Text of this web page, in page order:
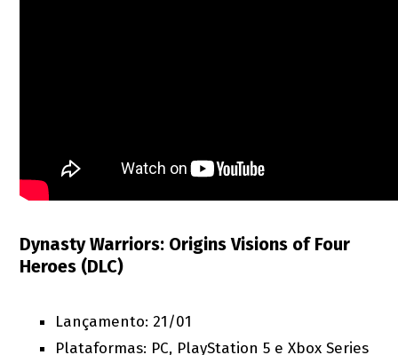
Dynasty Warriors: Origins Visions of Four
Heroes (DLC)
Lançamento: 21/01
Plataformas: PC, PlayStation 5 e Xbox Series